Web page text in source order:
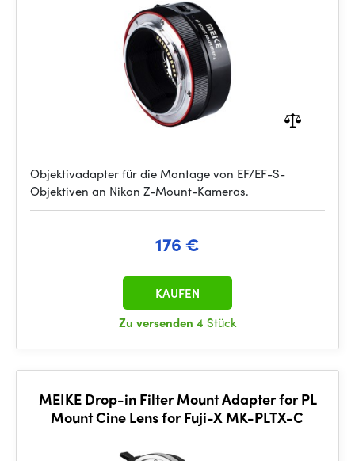
Objektivadapter für die Montage von EF/EF-S-
Objektiven an Nikon Z-Mount-Kameras.
176 €
Zu versenden 4 Stück
KAUFEN
MEIKE Drop-in Filter Mount Adapter for PL
Mount Cine Lens for Fuji-X MK-PLTX-C